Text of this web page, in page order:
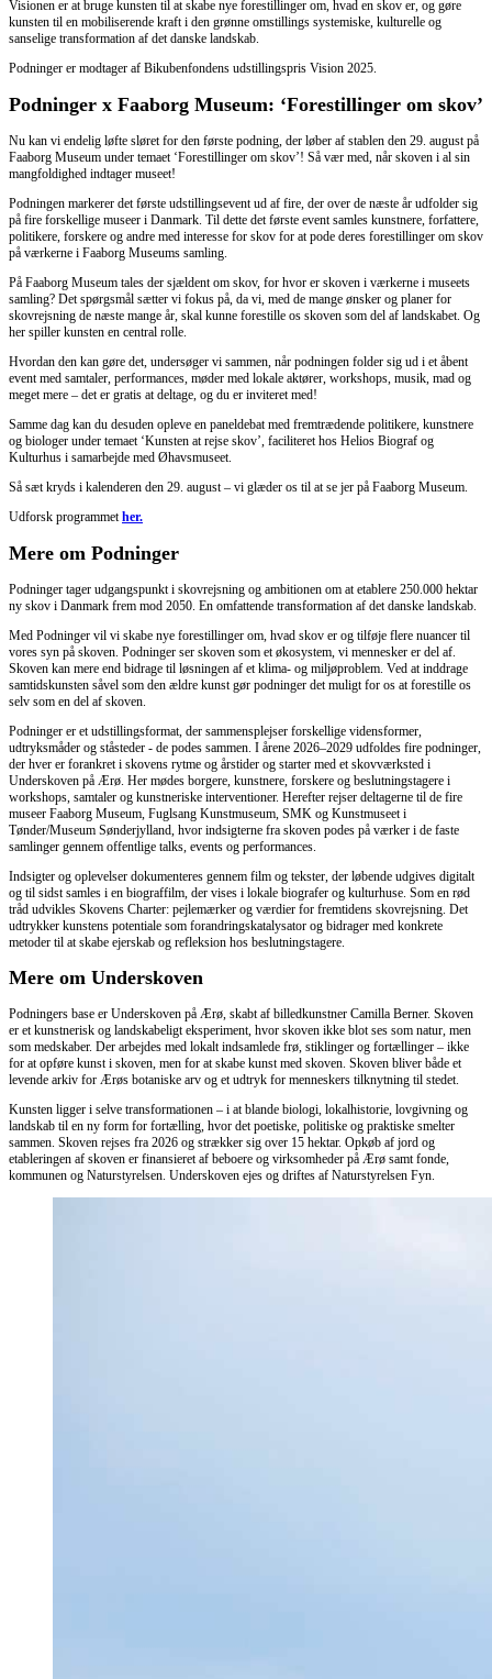
Visionen er at bruge kunsten til at skabe nye forestillinger om, hvad en skov er, og gøre
kunsten til en mobiliserende kraft i den grønne omstillings systemiske, kulturelle og
sanselige trans­formation af det danske landskab.
Podninger er modtager af Bikubenfondens udstillingspris Vision 2025.
Podninger x Faaborg Museum: ‘Forestillinger om skov’
Nu kan vi endelig løfte sløret for den første podning, der løber af stablen den 29. august på
Faaborg Museum under temaet ‘Forestillinger om skov’! Så vær med, når skoven i al sin
mangfoldighed indtager museet!
Podningen markerer det første udstillingsevent ud af fire, der over de næste år udfolder sig
på fire forskellige museer i Danmark. Til dette det første event samles kunstnere, forfattere,
politikere, forskere og andre med interesse for skov for at pode deres forestillinger om skov
på værkerne i Faaborg Museums samling.
På Faaborg Museum tales der sjældent om skov, for hvor er skoven i værkerne i museets
samling? Det spørgsmål sætter vi fokus på, da vi, med de mange ønsker og planer for
skovrejsning de næste mange år, skal kunne forestille os skoven som del af landskabet. Og
her spiller kunsten en central rolle.
Hvordan den kan gøre det, undersøger vi sammen, når podningen folder sig ud i et åbent
event med samtaler, performances, møder med lokale aktører, workshops, musik, mad og
meget mere – det er gratis at deltage, og du er inviteret med!
Samme dag kan du desuden opleve en paneldebat med fremtrædende politikere, kunstnere
og biologer under temaet ‘Kunsten at rejse skov’, faciliteret hos Helios Biograf og
Kulturhus i samarbejde med Øhavsmuseet.
Så sæt kryds i kalenderen den 29. august – vi glæder os til at se jer på Faaborg Museum.
Udforsk programmet her.
Mere om Podninger
Podninger tager udgangspunkt i skovrejsning og ambitionen om at etablere 250.000 hektar
ny skov i Danmark frem mod 2050. En omfattende transformation af det danske landskab.
Med Podninger vil vi skabe nye forestillinger om, hvad skov er og tilføje flere nuancer til
vores syn på skoven. Podninger ser skoven som et økosystem, vi mennesker er del af.
Skoven kan mere end bidrage til løsningen af et klima- og miljøproblem. Ved at inddrage
samtidskunsten såvel som den ældre kunst gør podninger det muligt for os at forestille os
selv som en del af skoven.
Podninger er et udstillingsformat, der sammensplejser forskellige vidensformer,
udtryksmåder og ståsteder - de podes sammen. I årene 2026–2029 udfoldes fire podninger,
der hver er forankret i skovens rytme og årstider og starter med et skovværksted i
Underskoven på Ærø. Her mødes borgere, kunstnere, forskere og beslutningstagere i
workshops, samtaler og kunstneriske interventioner. Herefter rejser deltagerne til de fire
museer Faaborg Museum, Fuglsang Kunstmuseum, SMK og Kunstmuseet i
Tønder/Museum Sønderjylland, hvor indsigterne fra skoven podes på værker i de faste
samlinger gennem offentlige talks, events og performances.
Indsigter og oplevelser dokumenteres gennem film og tekster, der løbende udgives digitalt
og til sidst samles i en biograffilm, der vises i lokale biografer og kulturhuse. Som en rød
tråd udvikles Skovens Charter: pejlemærker og værdier for fremtidens skovrejsning. Det
udtrykker kunstens potentiale som forandringskatalysator og bidrager med konkrete
metoder til at skabe ejerskab og refleksion hos beslutningstagere.
Mere om Underskoven
Podningers base er Underskoven på Ærø, skabt af billedkunstner Camilla Berner. Skoven
er et kunstnerisk og landskabeligt eksperiment, hvor skoven ikke blot ses som natur, men
som medskaber. Der arbejdes med lokalt indsamlede frø, stiklinger og fortællinger – ikke
for at opføre kunst i skoven, men for at skabe kunst med skoven. Skoven bliver både et
levende arkiv for Ærøs botaniske arv og et udtryk for menneskers tilknytning til stedet.
Kunsten ligger i selve transformationen – i at blande biologi, lokalhistorie, lovgivning og
landskab til en ny form for fortælling, hvor det poetiske, politiske og praktiske smelter
sammen. Skoven rejses fra 2026 og strækker sig over 15 hektar. Opkøb af jord og
etableringen af skoven er finansieret af beboere og virksomheder på Ærø samt fonde,
kommunen og Naturstyrelsen. Underskoven ejes og driftes af Naturstyrelsen Fyn.